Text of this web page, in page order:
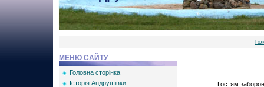
МЕНЮ САЙТУ
Головна сторінка
Історія Андрушівки
Гостям